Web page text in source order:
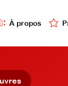
À propos